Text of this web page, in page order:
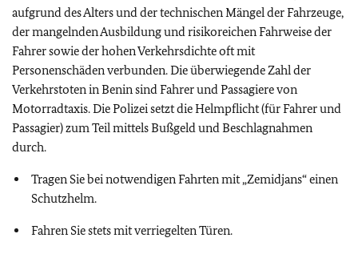
aufgrund des Alters und der technischen Mängel der Fahrzeuge,
der mangelnden Ausbildung und risikoreichen Fahrweise der
Fahrer sowie der hohen Verkehrsdichte oft mit
Personenschäden verbunden. Die überwiegende Zahl der
Verkehrstoten in Benin sind Fahrer und Passagiere von
Motorradtaxis. Die Polizei setzt die Helmpflicht (für Fahrer und
Passagier) zum Teil mittels Bußgeld und Beschlagnahmen
durch.
Tragen Sie bei notwendigen Fahrten mit „Zemidjans“ einen
Schutzhelm.
Fahren Sie stets mit verriegelten Türen.